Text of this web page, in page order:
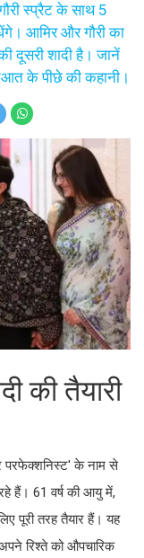
स्प्रैट के साथ 5
आमिर और गौरी का
दूसरी शादी है। जानें
के पीछे की कहानी।
की तैयारी
परफेक्शनिस्ट' के नाम से
हैं। 61 वर्ष की आयु में,
पूरी तरह तैयार हैं। यह
रिश्ते को औपचारिक